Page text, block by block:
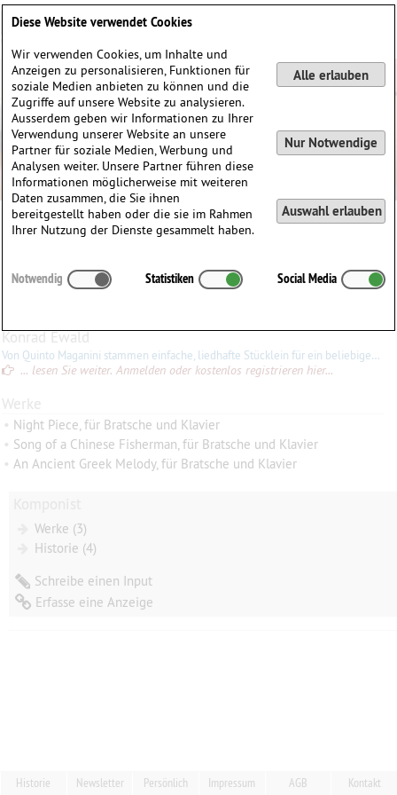
Maganini
∗ 30.11.1897 inFairfield, Kalifornien, USA
Konrad Ewald
Von Quinto Maganini stammen einfache, liedhafte Stücklein für ein beliebiges Streichinstrument und Klavier.
... lesen Sie weiter. Anmelden oder kostenlos registrieren hier...
Werke
• Night Piece, für Bratsche und Klavier
• Song of a Chinese Fisherman, für Bratsche und Klavier
• An Ancient Greek Melody, für Bratsche und Klavier
Werke (3)
Historie (4)
Schreibe einen Input
Erfasse eine Anzeige
Historie Newsletter Persönlich Impressum AGB Kontakt
Diese Website verwendet Cookies
Wir verwenden Cookies, um Inhalte und
Anzeigen zu personalisieren, Funktionen für
soziale Medien anbieten zu können und die
Zugriffe auf unsere Website zu analysieren.
Ausserdem geben wir Informationen zu Ihrer
Verwendung unserer Website an unsere
Partner für soziale Medien, Werbung und
Analysen weiter. Unsere Partner führen diese
Informationen möglicherweise mit weiteren
Daten zusammen, die Sie ihnen
bereitgestellt haben oder die sie im Rahmen
Ihrer Nutzung der Dienste gesammelt haben.
Alle erlauben
Nur Notwendige
Auswahl erlauben
Notwendig Statistiken Social Media